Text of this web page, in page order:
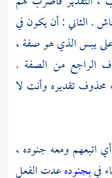
. الثاني : أن يكون في
يبس الذي هو صفة ،
الراجع من الصفة .
محذوف تقديره وأنت لا
أي اتبعهم ومعه جنوده ،
فيبجنودهعدت الفعل